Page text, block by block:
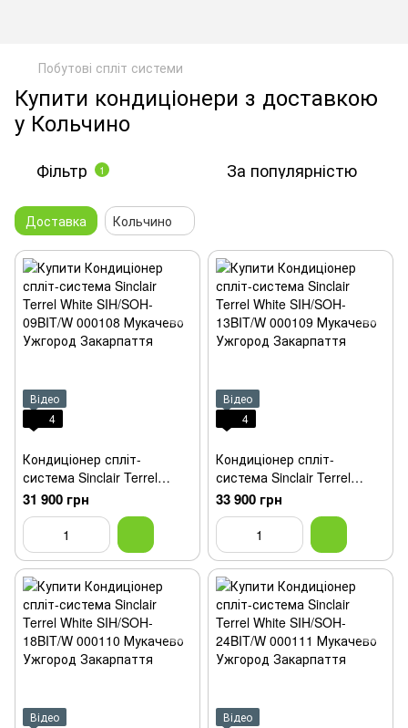
Побутові спліт системи
Купити кондиціонери з доставкою
у Кольчино
Фільтр 1 За популярністю
Доставка Кольчино
Відео
4
Кондиціонер спліт-
система Sinclair Terrel
White SIH/SOH-09BIT/W
31 900 грн
Відео
4
Кондиціонер спліт-
система Sinclair Terrel
White SIH/SOH-13BIT/W
33 900 грн
Відео
Відео